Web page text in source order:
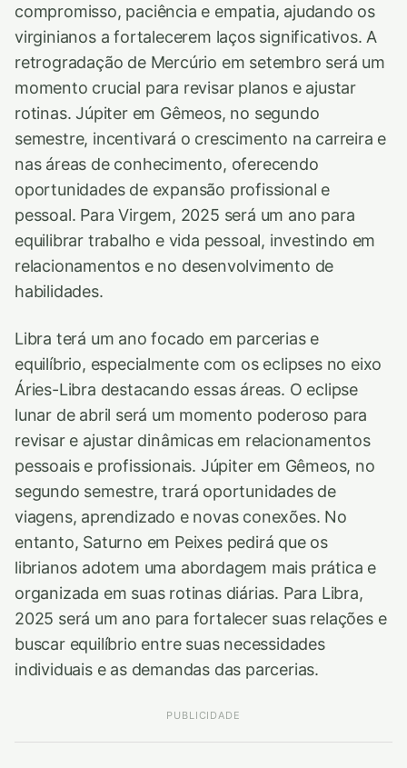
compromisso, paciência e empatia, ajudando os
virginianos a fortalecerem laços significativos. A
retrogradação de Mercúrio em setembro será um
momento crucial para revisar planos e ajustar
rotinas. Júpiter em Gêmeos, no segundo
semestre, incentivará o crescimento na carreira e
nas áreas de conhecimento, oferecendo
oportunidades de expansão profissional e
pessoal. Para Virgem, 2025 será um ano para
equilibrar trabalho e vida pessoal, investindo em
relacionamentos e no desenvolvimento de
habilidades.
Libra terá um ano focado em parcerias e
equilíbrio, especialmente com os eclipses no eixo
Áries-Libra destacando essas áreas. O eclipse
lunar de abril será um momento poderoso para
revisar e ajustar dinâmicas em relacionamentos
pessoais e profissionais. Júpiter em Gêmeos, no
segundo semestre, trará oportunidades de
viagens, aprendizado e novas conexões. No
entanto, Saturno em Peixes pedirá que os
librianos adotem uma abordagem mais prática e
organizada em suas rotinas diárias. Para Libra,
2025 será um ano para fortalecer suas relações e
buscar equilíbrio entre suas necessidades
individuais e as demandas das parcerias.
PUBLICIDADE